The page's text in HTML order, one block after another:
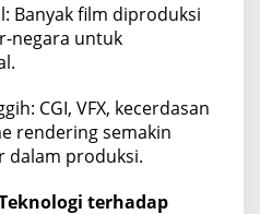
Banyak film diproduksi
negara untuk
CGI, VFX, kecerdasan
rendering semakin
dalam produksi.
terhadap